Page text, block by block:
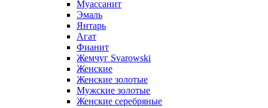
Муассанит
Эмаль
Янтарь
Агат
Фианит
Жемчуг Svarowski
Женские
Женские золотые
Мужские золотые
Женские серебряные